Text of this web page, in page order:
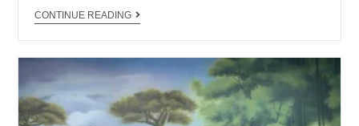
CONTINUE READING